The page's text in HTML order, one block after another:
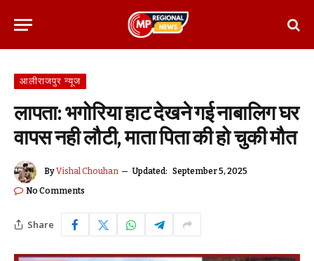
आलीराजपुर न्यूज
लापता: भगोरिया हाट देखने गई नाबालिग घर
वापस नही लौटी, माता पिता की हो चुकी मौत
ByVishal Chouhan Updated: September 5, 2025
No Comments
Share